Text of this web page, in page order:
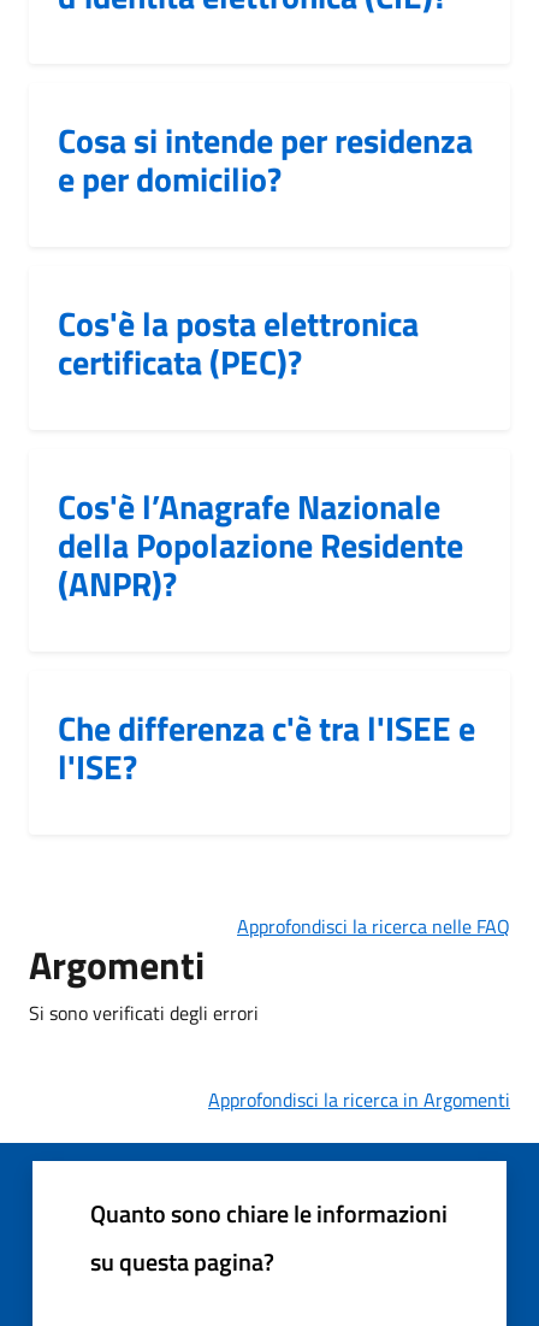
Cosa si intende per residenza
e per domicilio?
Cos'è la posta elettronica
certificata (PEC)?
Cos'è l’Anagrafe Nazionale
della Popolazione Residente
(ANPR)?
Che differenza c'è tra l'ISEE e
l'ISE?
Approfondisci la ricerca nelle FAQ
Argomenti
Si sono verificati degli errori
Approfondisci la ricerca in Argomenti
Quanto sono chiare le informazioni
su questa pagina?